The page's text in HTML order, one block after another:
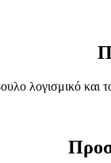
λογισμικό και